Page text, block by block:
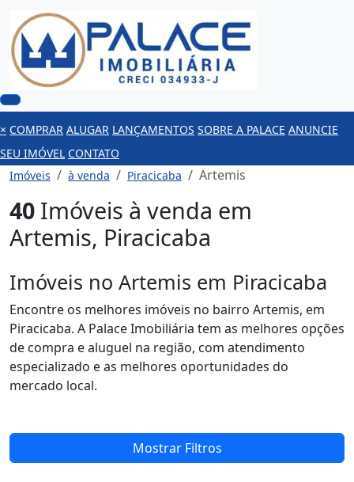
× COMPRAR ALUGAR LANÇAMENTOS SOBRE A PALACE ANUNCIE
SEU IMÓVEL CONTATO
Imóveis
à venda Piracicaba Artemis
40 Imóveis à venda em
Artemis, Piracicaba
Imóveis no Artemis em Piracicaba
Encontre os melhores imóveis no bairro Artemis, em
Piracicaba. A Palace Imobiliária tem as melhores opções
de compra e aluguel na região, com atendimento
especializado e as melhores oportunidades do
mercado local.
Mostrar Filtros